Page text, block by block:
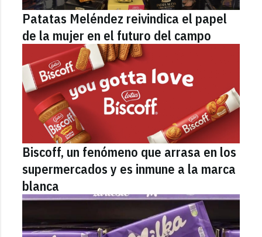
Patatas Meléndez reivindica el papel
de la mujer en el futuro del campo
Biscoff, un fenómeno que arrasa en los
supermercados y es inmune a la marca
blanca